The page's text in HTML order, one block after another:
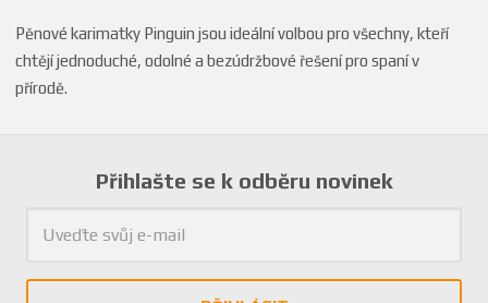
Pěnové karimatky Pinguin jsou ideální volbou pro všechny, kteří
chtějí jednoduché, odolné a bezúdržbové řešení pro spaní v
přírodě.
Přihlašte se k odběru novinek